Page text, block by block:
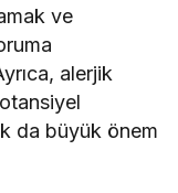
ve
alerjik
da büyük önem